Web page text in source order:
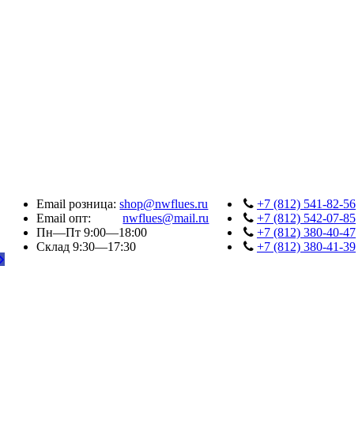
+7 (812) 541-82-56
+7 (812) 542-07-85
+7 (812) 380-40-47
+7 (812) 380-41-39
Email розница:shop@nwflues.ru
Email опт:nwflues@mail.ru
Пн—Пт 9:00—18:00
Склад 9:30—17:30